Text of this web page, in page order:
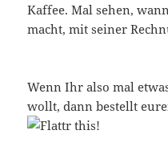
Kaffee. Mal sehen,
macht, mit seiner
Wenn Ihr also mal
wollt, dann bestellt